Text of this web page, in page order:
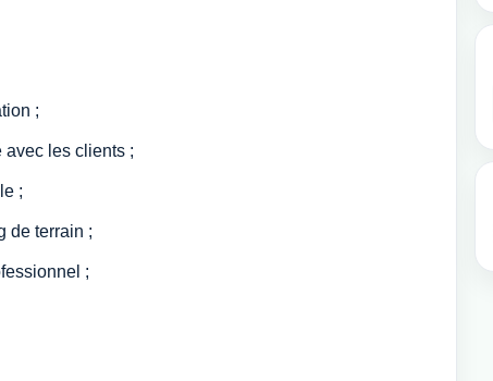
;
les clients ;
;
de terrain ;
;